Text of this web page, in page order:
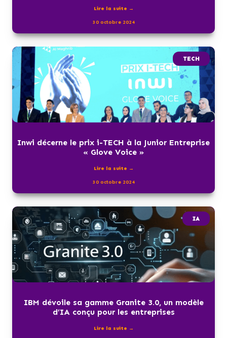
Lire la suite →
30 octobre 2024
TECH
Inwi décerne le prix i-TECH à la Junior Entreprise
« Glove Voice »
Lire la suite →
30 octobre 2024
IA
IBM dévoile sa gamme Granite 3.0, un modèle
d’IA conçu pour les entreprises
Lire la suite →